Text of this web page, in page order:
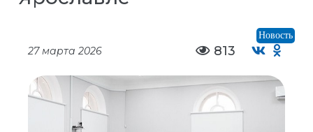
Новость
27 марта 2026 813